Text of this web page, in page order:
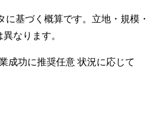
基づく概算です。立地・規模・
なります。
成功に推奨任意 状況に応じて